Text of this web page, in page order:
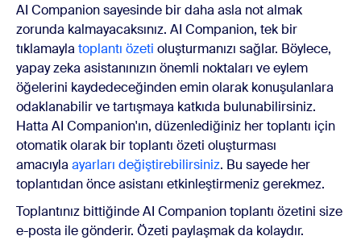
AI Companion sayesinde bir daha asla not almak
zorunda kalmayacaksınız. AI Companion, tek bir
tıklamayla toplantı özeti oluşturmanızı sağlar. Böylece,
yapay zeka asistanınızın önemli noktaları ve eylem
öğelerini kaydedeceğinden emin olarak konuşulanlara
odaklanabilir ve tartışmaya katkıda bulunabilirsiniz.
Hatta AI Companion'ın, düzenlediğiniz her toplantı için
otomatik olarak bir toplantı özeti oluşturması
amacıyla ayarları değiştirebilirsiniz. Bu sayede her
toplantıdan önce asistanı etkinleştirmeniz gerekmez.
Toplantınız bittiğinde AI Companion toplantı özetini size
e-posta ile gönderir. Özeti paylaşmak da kolaydır.